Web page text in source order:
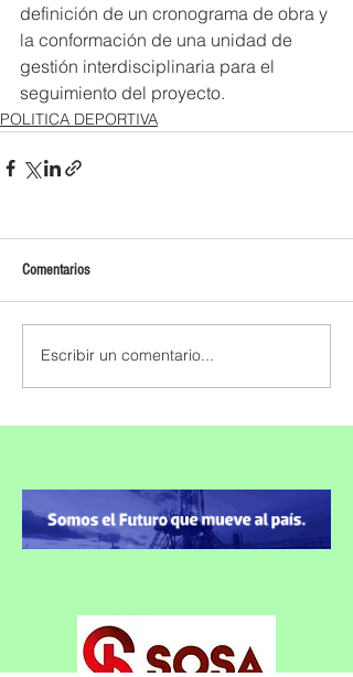
definición de un cronograma de obra y
la conformación de una unidad de
gestión interdisciplinaria para el
seguimiento del proyecto.
POLITICA DEPORTIVA
Comentarios
Escribir un comentario...